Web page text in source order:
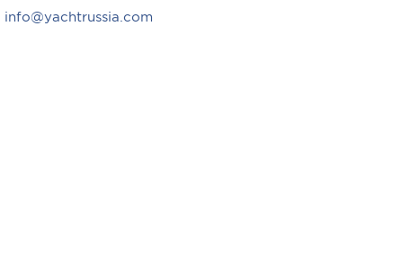
info@yachtrussia.com